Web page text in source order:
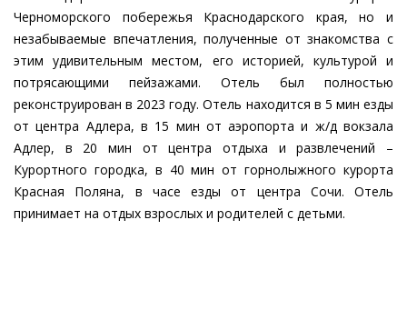
Черноморского побережья Краснодарского края, но и
незабываемые впечатления, полученные от знакомства с
этим удивительным местом, его историей, культурой и
потрясающими пейзажами. Отель был полностью
реконструирован в 2023 году. Отель находится в 5 мин езды
от центра Адлера, в 15 мин от аэропорта и ж/д вокзала
Адлер, в 20 мин от центра отдыха и развлечений –
Курортного городка, в 40 мин от горнолыжного курорта
Красная Поляна, в часе езды от центра Сочи. Отель
принимает на отдых взрослых и родителей с детьми.